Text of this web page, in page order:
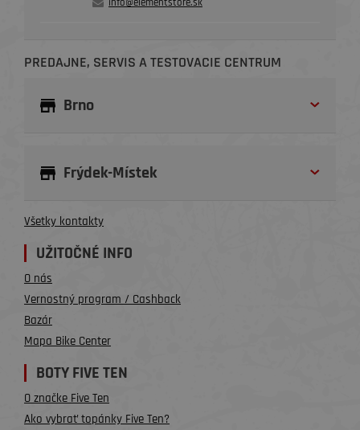
PREDAJNE, SERVIS A TESTOVACIE CENTRUM
Brno
Frýdek-Místek
Všetky kontakty
UŽITOČNÉ INFO
O nás
Vernostný program / Cashback
Bazár
Mapa Bike Center
BOTY FIVE TEN
O značke Five Ten
Ako vybrať topánky Five Ten?